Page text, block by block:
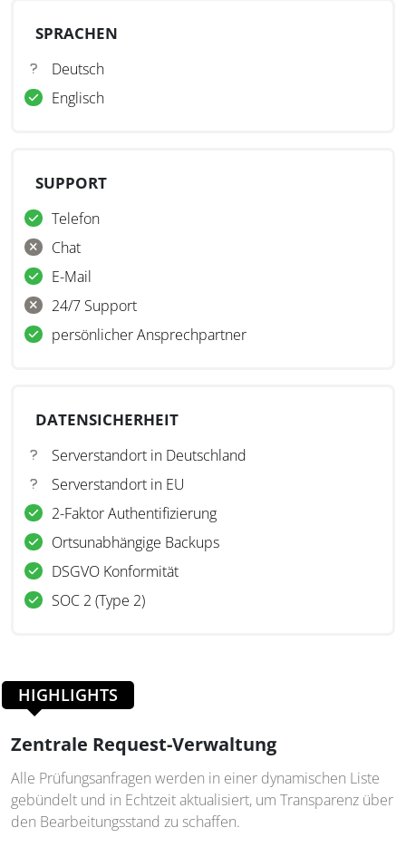
SPRACHEN
Deutsch
Englisch
SUPPORT
Telefon
Chat
E-Mail
24/7 Support
persönlicher Ansprechpartner
DATENSICHERHEIT
Serverstandort in Deutschland
Serverstandort in EU
2-Faktor Authentifizierung
Ortsunabhängige Backups
DSGVO Konformität
SOC 2 (Type 2)
HIGHLIGHTS
Zentrale Request-Verwaltung
Alle Prüfungsanfragen werden in einer dynamischen Liste
gebündelt und in Echtzeit aktualisiert, um Transparenz über
den Bearbeitungsstand zu schaffen.